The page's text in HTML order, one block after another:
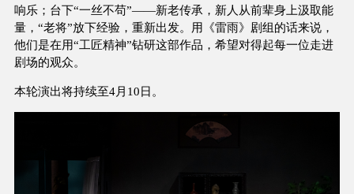
响乐；台下“一丝不苟”——新老传承，新人从前辈身上汲取能
量，“老将”放下经验，重新出发。用《雷雨》剧组的话来说，
他们是在用“工匠精神”钻研这部作品，希望对得起每一位走进
剧场的观众。
本轮演出将持续至4月10日。